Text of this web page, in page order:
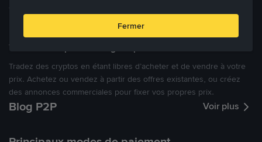
Tradez à des prix avantageux pour vous
Tradez des cryptos en étant libres d’acheter et de vendre à votre
prix. Achetez ou vendez à partir des offres existantes, ou créez
des annonces commerciales pour fixer vos propres prix.
Blog P2P Voir plus
Fermer